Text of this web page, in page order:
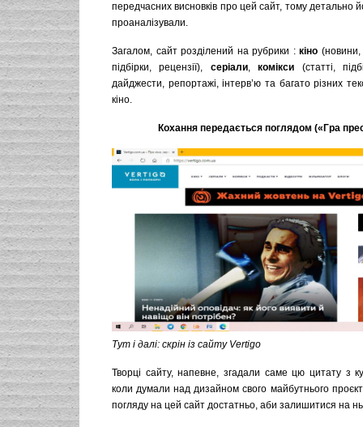
передчасних висновків про цей сайт, тому детально
проаналізували.
Загалом, сайт розділений на рубрики :кіно (новини,
підбірки, рецензії), серіали,комікси (статті,
дайджести, репортажі, інтерв’ю та багато різних
кіно.
Кохання передається поглядом («Гра
Тут і далі: скрін із сайту Vertigo
Творці сайту, напевне, згадали саме цю цитату з
коли думали над дизайном свого майбутнього
погляду на цей сайт достатньо, аби залишитися на